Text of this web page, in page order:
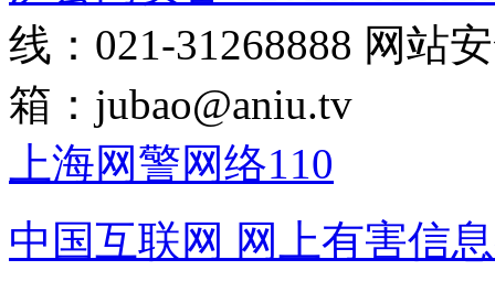
线：021-31268888 网站
箱： jubao@aniu.tv
上海网警网络110
中国互联网 网上有害信